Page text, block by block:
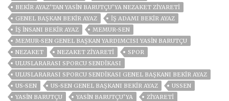
BEKIR AYAZ’TAN YASIN BARUTÇU’YA NEZAKET ZIYARETI
GENEL BAŞKAN BEKIR AYAZ
IŞ ADAMI BEKIR AYAZ
IŞ INSANI BEKIR AYAZ
MEMUR-SEN
MEMUR-SEN GENEL BAŞKAN YARDIMCISI YASIN BARUTÇU
NEZAKET
NEZAKET ZİYARETİ
SPOR
ULUSLARARASI SPORCU SENDIKASI
ULUSLARARASI SPORCU SENDIKASI GENEL BAŞKANI BEKIR AYAZ
US-SEN
US-SEN GENEL BAŞKANI BEKIR AYAZ
USSEN
YASIN BARUTÇU
YASIN BARUTÇU’YA ZİYARETİ